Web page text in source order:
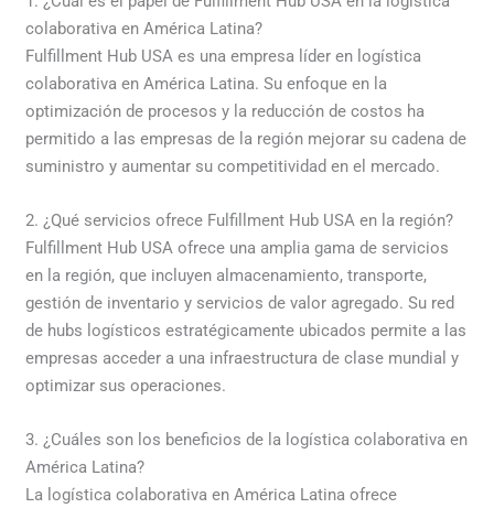
colaborativa en América Latina?
Fulfillment Hub USA es una empresa líder en logística
colaborativa en América Latina. Su enfoque en la
optimización de procesos y la reducción de costos ha
permitido a las empresas de la región mejorar su cadena de
suministro y aumentar su competitividad en el mercado.
2. ¿Qué servicios ofrece Fulfillment Hub USA en la región?
Fulfillment Hub USA ofrece una amplia gama de servicios
en la región, que incluyen almacenamiento, transporte,
gestión de inventario y servicios de valor agregado. Su red
de hubs logísticos estratégicamente ubicados permite a las
empresas acceder a una infraestructura de clase mundial y
optimizar sus operaciones.
3. ¿Cuáles son los beneficios de la logística colaborativa en
América Latina?
La logística colaborativa en América Latina ofrece